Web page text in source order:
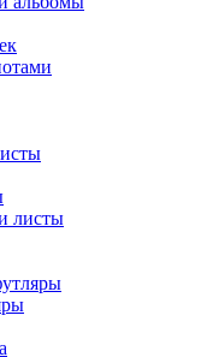
листы